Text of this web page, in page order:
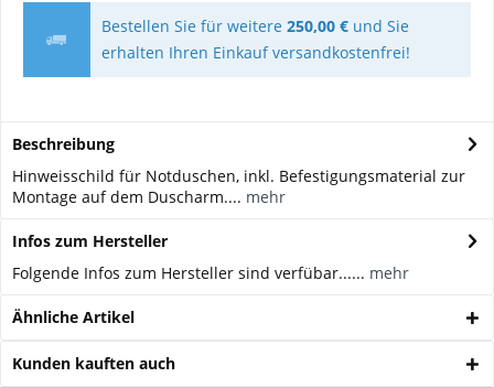
Bestellen Sie für weitere 250,00 €und Sie
erhalten Ihren Einkauf versandkostenfrei!
Beschreibung
Hinweisschild für Notduschen, inkl. Befestigungsmaterial zur
Montage auf dem Duscharm.... mehr
Infos zum Hersteller
Folgende Infos zum Hersteller sind verfübar...... mehr
Ähnliche Artikel
Kunden kauften auch